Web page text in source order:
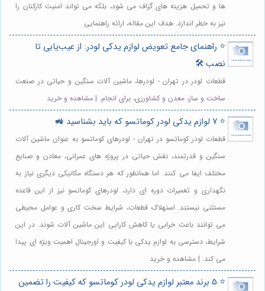
ها و تحمیل هزینه های گزاف می شود، بلکه می تواند امنیت کارکنان را
نیز به خطر اندازد. هدف این مقاله، ارائه راهنمایی
⭐️ راهنمای جامع تعویض لوازم یدکی لودر: از عیب‌یابی تا
نصب 🛠️
قطعات لودر در تهران - لودرها، ماشین آلات سنگین و حیاتی در صنعت
ساخت و ساز، معدن و کشاورزی، برای انجام. | مشاهده و خرید
⭐️ 7 لوازم یدکی لودر کوماتسو که باید بشناسید 🚜
قطعات لودر کوماتسو در تهران - لودرهای کوماتسو به عنوان ماشین آلات
سنگین و قدرتمند، نقش حیاتی در پروژه های عمرانی، معادن و صنایع
مختلف ایفا می کنند. اما همانطور که هر دستگاه مکانیکی دیگری نیاز به
نگهداری و تعمیرات دوره ای دارد، لودرهای کوماتسو نیز از این قاعده
مستثنی نیستند. استهلاک قطعات، شرایط سخت کاری و عوامل محیطی
می توانند باعث خرابی یا کاهش کارایی این ماشین آلات شوند. در این
شرایط، دسترسی به لوازم یدکی با کیفیت و اورجینال اهمیت ویژه ای پیدا
می کند. | مشاهده و خرید
⭐️ 5 برند معتبر لوازم یدکی لودر کوماتسو که کیفیت را تضمین